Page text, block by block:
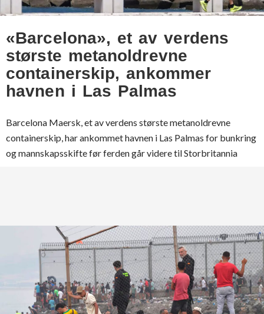
«Barcelona», et av verdens
største metanoldrevne
containerskip, ankommer
havnen i Las Palmas
Barcelona Maersk, et av verdens største metanoldrevne
containerskip, har ankommet havnen i Las Palmas for bunkring
og mannskapsskifte før ferden går videre til Storbritannia